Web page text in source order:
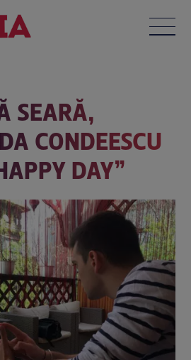
SEARĂ,
CONDEESCU
DAY”